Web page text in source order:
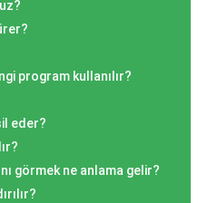
program kullanılır?
eder?
görmek ne anlama gelir?